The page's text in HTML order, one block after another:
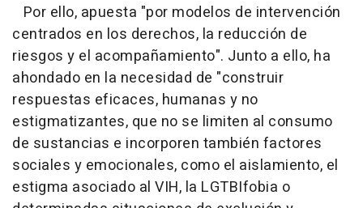
Por ello, apuesta "por modelos de intervención
centrados en los derechos, la reducción de
riesgos y el acompañamiento". Junto a ello, ha
ahondado en la necesidad de "construir
respuestas eficaces, humanas y no
estigmatizantes, que no se limiten al consumo
de sustancias e incorporen también factores
sociales y emocionales, como el aislamiento, el
estigma asociado al VIH, la LGTBIfobia o